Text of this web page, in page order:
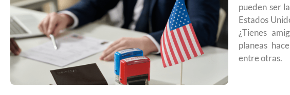
pueden ser
Estados
¿Tienes
planeas
entre otras.
¿Cómo inscribirse a Jóvenes Construyendo el
Futuro para capacitarse al regresar a México?